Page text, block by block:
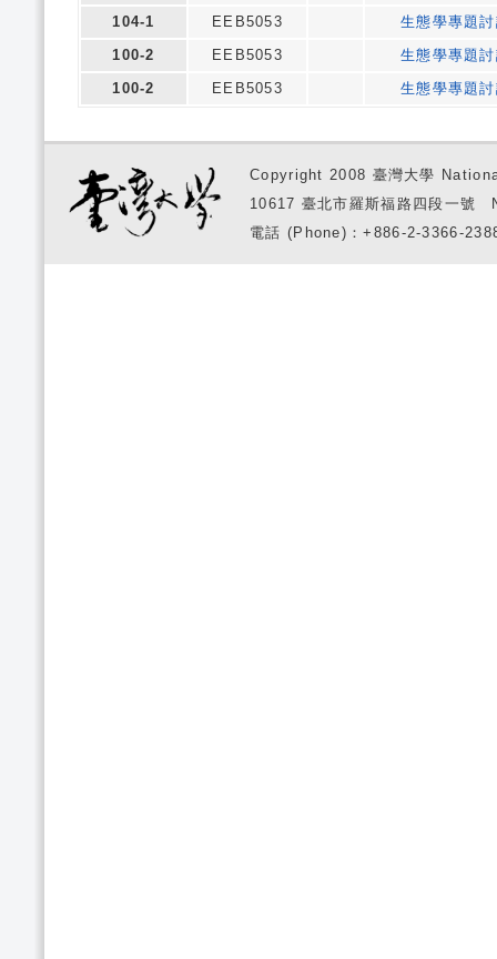
104-1
EEB5053
生態學專題
100-2
EEB5053
生態學專題
100-2
EEB5053 生態學專題
Copyright 2008 臺灣大學
10617 臺北市羅斯福路四段一
電話 (Phone)：+886-2-3366-